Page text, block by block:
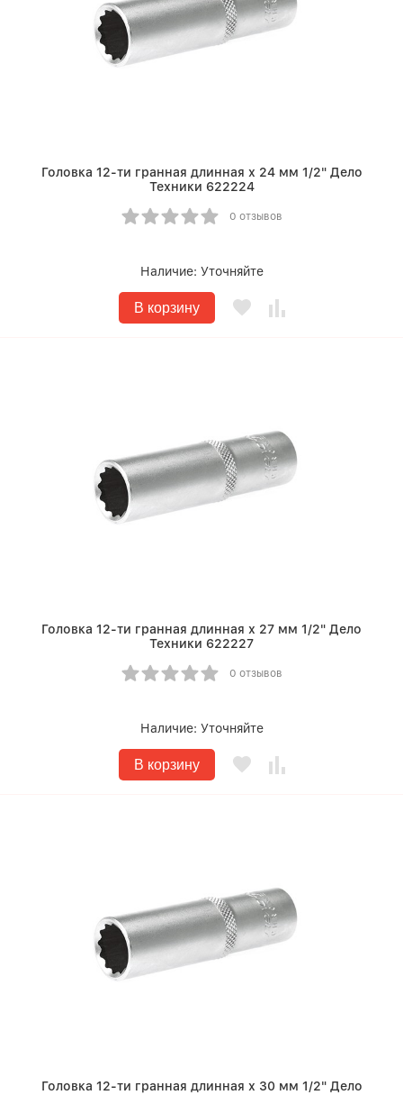
Головка 12-ти гранная длинная х 24 мм 1/2" Дело
Техники 622224
0 отзывов
Наличие: Уточняйте
В корзину
Головка 12-ти гранная длинная х 27 мм 1/2" Дело
Техники 622227
0 отзывов
Наличие: Уточняйте
В корзину
Головка 12-ти гранная длинная х 30 мм 1/2" Дело